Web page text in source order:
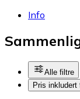
Info
Alle filtre
Pris inkludert